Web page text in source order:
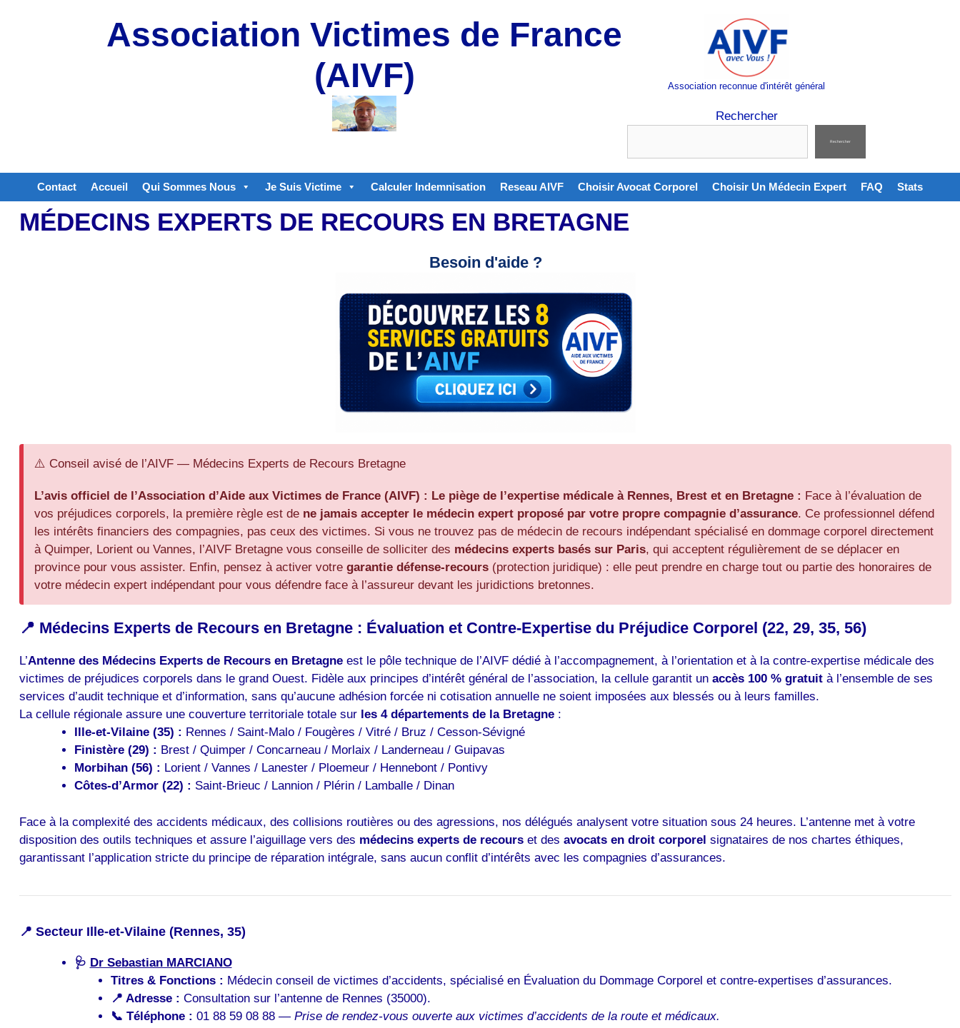
Association reconnue d'intérêt général
Rechercher
Rechercher
Association Victimes de France
(AIVF)
Contact Accueil Qui Sommes Nous Je Suis Victime Calculer Indemnisation Reseau AIVF Choisir Avocat Corporel Choisir Un Médecin Expert FAQ Stats
MÉDECINS EXPERTS DE RECOURS EN BRETAGNE
Besoin d'aide ?
⚠️ Conseil avisé de l’AIVF — Médecins Experts de Recours Bretagne
L’avis officiel de l’Association d’Aide aux Victimes de France (AIVF) : Le piège de l’expertise médicale à Rennes, Brest et en Bretagne : Face à l’évaluation de
vos préjudices corporels, la première règle est de ne jamais accepter le médecin expert proposé par votre propre compagnie d’assurance. Ce professionnel défend
les intérêts financiers des compagnies, pas ceux des victimes. Si vous ne trouvez pas de médecin de recours indépendant spécialisé en dommage corporel directement
à Quimper, Lorient ou Vannes, l’AIVF Bretagne vous conseille de solliciter des médecins experts basés sur Paris, qui acceptent régulièrement de se déplacer en
province pour vous assister. Enfin, pensez à activer votre garantie défense-recours (protection juridique) : elle peut prendre en charge tout ou partie des honoraires de
votre médecin expert indépendant pour vous défendre face à l’assureur devant les juridictions bretonnes.
📍 Médecins Experts de Recours en Bretagne : Évaluation et Contre-Expertise du Préjudice Corporel (22, 29, 35, 56)
L’Antenne des Médecins Experts de Recours en Bretagne est le pôle technique de l’AIVF dédié à l’accompagnement, à l’orientation et à la contre-expertise médicale des
victimes de préjudices corporels dans le grand Ouest. Fidèle aux principes d’intérêt général de l’association, la cellule garantit un accès 100 % gratuit à l’ensemble de ses
services d’audit technique et d’information, sans qu’aucune adhésion forcée ni cotisation annuelle ne soient imposées aux blessés ou à leurs familles.
La cellule régionale assure une couverture territoriale totale sur les 4 départements de la Bretagne :
Ille-et-Vilaine (35) : Rennes / Saint-Malo / Fougères / Vitré / Bruz / Cesson-Sévigné
Finistère (29) : Brest / Quimper / Concarneau / Morlaix / Landerneau / Guipavas
Morbihan (56) : Lorient / Vannes / Lanester / Ploemeur / Hennebont / Pontivy
Côtes-d’Armor (22) : Saint-Brieuc / Lannion / Plérin / Lamballe / Dinan
Face à la complexité des accidents médicaux, des collisions routières ou des agressions, nos délégués analysent votre situation sous 24 heures. L’antenne met à votre
disposition des outils techniques et assure l’aiguillage vers des médecins experts de recours et des avocats en droit corporel signataires de nos chartes éthiques,
garantissant l’application stricte du principe de réparation intégrale, sans aucun conflit d’intérêts avec les compagnies d’assurances.
📍 Secteur Ille-et-Vilaine (Rennes, 35)
🩺 Dr Sebastian MARCIANO
Titres & Fonctions : Médecin conseil de victimes d’accidents, spécialisé en Évaluation du Dommage Corporel et contre-expertises d’assurances.
📍 Adresse : Consultation sur l’antenne de Rennes (35000).
📞 Téléphone : 01 88 59 08 88 — Prise de rendez-vous ouverte aux victimes d’accidents de la route et médicaux.